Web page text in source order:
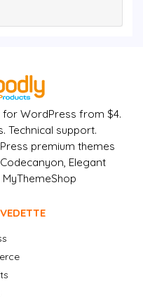
for WordPress from $4.
Technical support.
premium themes
Elegant
MyThemeShop